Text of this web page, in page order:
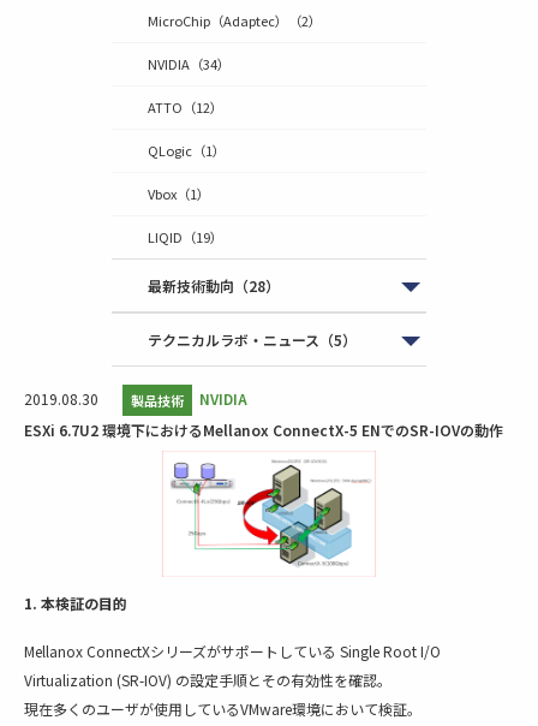
MicroChip（Adaptec） （2）
NVIDIA （34）
ATTO （12）
QLogic （1）
Vbox （1）
LIQID （19）
最新技術動向 （28）
テクニカルラボ・ニュース （5）
2019.08.30 製品技術
NVIDIA
ESXi 6.7U2 環境下におけるMellanox ConnectX-5 ENでのSR-IOVの動作
1. 本検証の目的
Mellanox ConnectXシリーズがサポートしている Single Root I/O
Virtualization (SR-IOV) の設定手順とその有効性を確認。
現在多くのユーザが使用しているVMware環境において検証。